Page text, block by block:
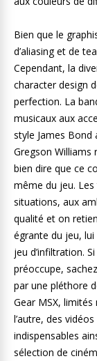
Bien que le
d’aliasing et de
Cependant, la
character design
perfection. La
musicaux aux
style James Bond
Gregson Williams
bien dire que ce
même du jeu.
situations, aux
qualité et on
égrante du jeu,
jeu d’infiltration.
préoccupe,
par une pléthore
Gear MSX,
l’autre, des
indispensables
sélection de